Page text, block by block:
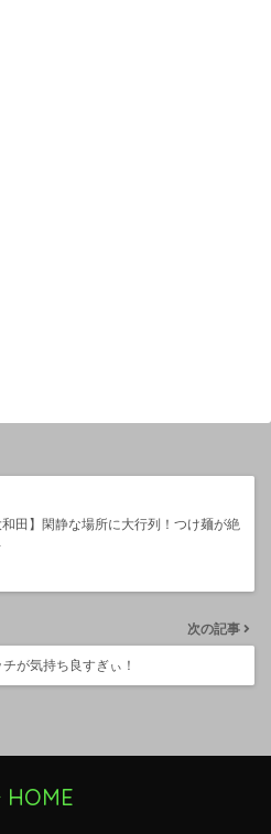
和田】閑静な場所に大行列！つけ麺が絶
次の記事
が気持ち良すぎぃ！
HOME